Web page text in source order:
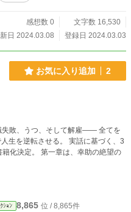
感想数 0
文字数 16,530
日 2024.03.08
登録日 2024.03.03
お気に入り追加 2
失敗、うつ、そして解雇―― 全てを
生を逆転させる。 実話に基づく、3
籍化決定。 第一章は、幸助の絶望の
ｼｮﾝ 8,865 位 / 8,865件